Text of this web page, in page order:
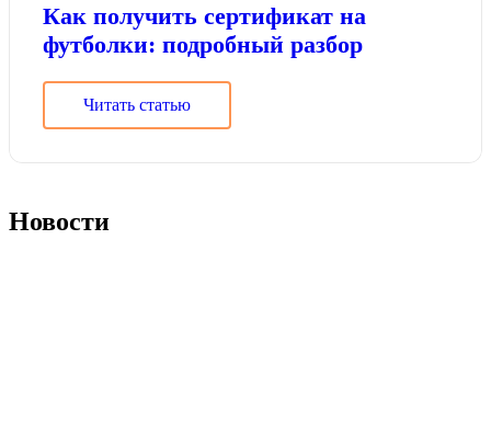
Как получить сертификат на
футболки: подробный разбор
Читать статью
Новости